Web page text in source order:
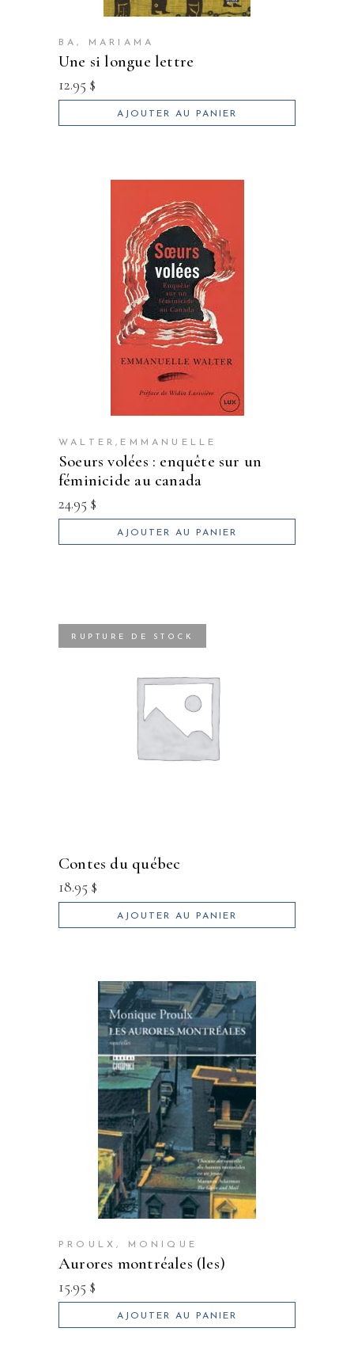
BA, MARIAMA
une si longue lettre
12.95 $
AJOUTER AU PANIER
WALTER,EMMANUELLE
soeurs volées : enquête sur un
féminicide au canada
24.95 $
AJOUTER AU PANIER
RUPTURE DE STOCK
contes du québec
18.95 $
AJOUTER AU PANIER
PROULX, MONIQUE
aurores montréales (les)
15.95 $
AJOUTER AU PANIER